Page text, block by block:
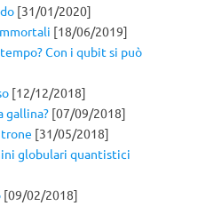
[31/01/2020]
[18/06/2019]
Con i qubit si può
[12/12/2018]
gallina? [07/09/2018]
[31/05/2018]
globulari quantistici
[09/02/2018]